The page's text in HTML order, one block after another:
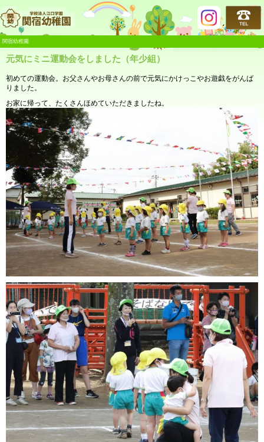
関宿幼稚園
関宿幼稚園
元気にミニ運動会をしました（年少組）
初めての運動会。お父さんやお母さんの前で元気にかけっこやお遊戯をがんば
りました。
お家に帰って、たくさんほめていただきましたね。